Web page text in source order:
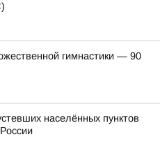
гимнастики — 90
населённых пунктов